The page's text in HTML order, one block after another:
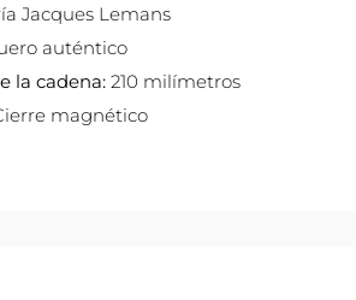
Jacques Lemans
auténtico
la cadena: 210 milímetros
magnético